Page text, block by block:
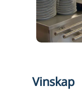
Vinskap